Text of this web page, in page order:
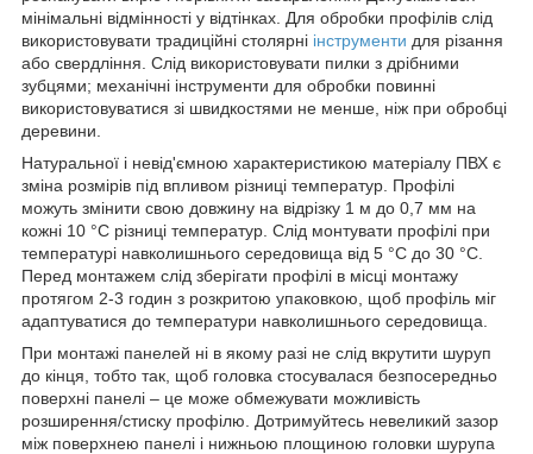
мінімальні відмінності у відтінках. Для обробки профілів слід
використовувати традиційні столярні інструменти для різання
або свердління. Слід використовувати пилки з дрібними
зубцями; механічні інструменти для обробки повинні
використовуватися зі швидкостями не менше, ніж при обробці
деревини.
Натуральної і невід'ємною характеристикою матеріалу ПВХ є
зміна розмірів під впливом різниці температур. Профілі
можуть змінити свою довжину на відрізку 1 м до 0,7 мм на
кожні 10 °C різниці температур. Слід монтувати профілі при
температурі навколишнього середовища від 5 °C до 30 °C.
Перед монтажем слід зберігати профілі в місці монтажу
протягом 2-3 годин з розкритою упаковкою, щоб профіль міг
адаптуватися до температури навколишнього середовища.
При монтажі панелей ні в якому разі не слід вкрутити шуруп
до кінця, тобто так, щоб головка стосувалася безпосередньо
поверхні панелі – це може обмежувати можливість
розширення/стиску профілю. Дотримуйтесь невеликий зазор
між поверхнею панелі і нижньою площиною головки шурупа